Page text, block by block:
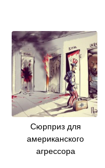
Сюрприз для
американского
агрессора